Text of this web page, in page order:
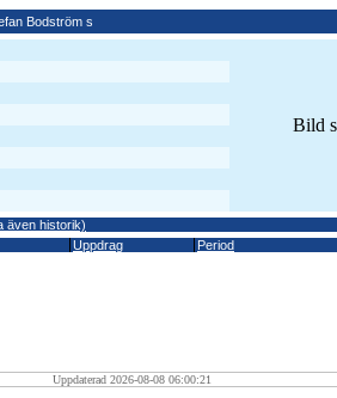
Bodström s
Bild
även historik)
Uppdrag Period
Uppdaterad 2026-08-08 06:00:21